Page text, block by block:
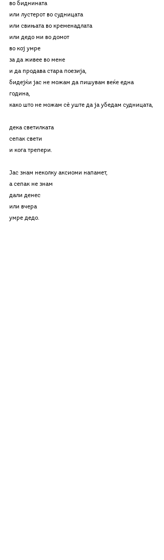
во биднината
или лустерот во судницата
или свињата во кременадлата
или дедо ми во домот
во кој умре
за да живее во мене
и да продава стара поезија,
бидејќи јас не можам да пишувам веќе една
година,
како што не можам сѐ уште да ја убедам судницата,
дека светилката
сепак свети
и кога трепери.
Јас знам неколку аксиоми напамет,
а сепак не знам
дали денес
или вчера
умре дедо.